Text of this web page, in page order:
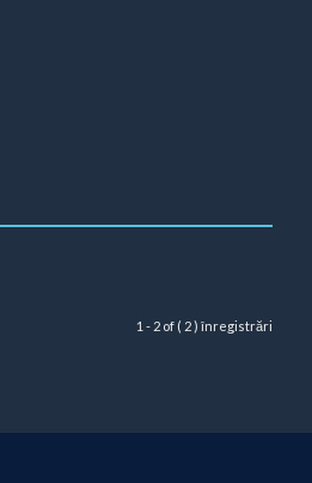
1 - 2 of ( 2 ) înregistrări